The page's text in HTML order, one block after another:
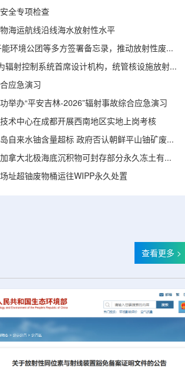
全专项检查
海运航线沿线海水放射性水平
Clobot 携手韩国原子能环境公团等多方签署备忘录，推动放射性废物安全管理多机型机器人示范
Rosatom选定SNIIP为辐射控制系统首席设计机构，统管核设施放射仪表标准化与进口替代保障
应急演习
举办“平安吉林-2026”辐射事故综合应急演习
术中心在成都开展西南地区实地上岗考核
韩国仁川强化郡西检岛自来水铀含量超标 政府否认朝鲜平山铀矿废水影响
碳同位素分析揭示：加拿大北极海底沉积物可封存部分永久冻土有机碳
址超铀废物桶运往WIPP永久处置
查看更多 >